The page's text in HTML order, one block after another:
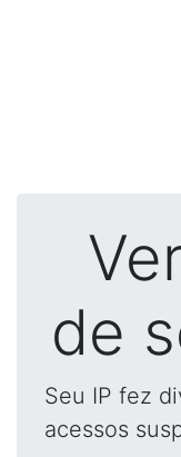
de
Seu IP fez
acessos